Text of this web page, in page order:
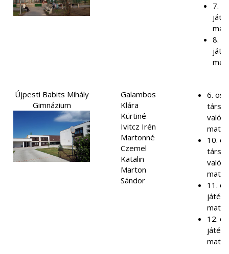
7.
8.
Újpesti Babits Mihály
Gimnázium
Galambos
Klára
Kürtiné
Ivitcz Irén
Martonné
Czemel
Katalin
Marton
Sándor
6.
való
10.
való
11.
12.